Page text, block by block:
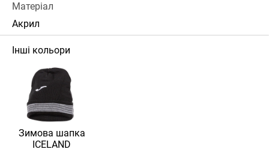
Матеріал
Акрил
Інші кольори
Зимова шапка
ICELAND